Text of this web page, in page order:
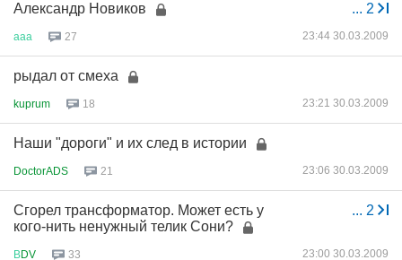
... 2
Александр Новиков
ааа 27 23:44 30.03.2009
рыдал от смеха
kuprum 18 23:21 30.03.2009
Наши "дороги" и их след в истории
DoctorADS 21 23:06 30.03.2009
... 2
Сгорел трансформатор. Может есть у
кого-нить ненужный телик Сони?
ВDV 33 23:00 30.03.2009